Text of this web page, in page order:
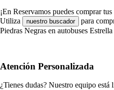
¡En Reservamos puedes comprar
Utiliza
nuestro buscador
para
Piedras Negras en autobuses
Atención Personalizada
¿Tienes dudas? Nuestro equipo está